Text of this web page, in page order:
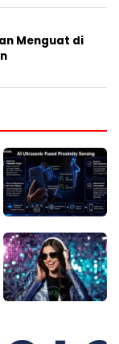
Menguat di